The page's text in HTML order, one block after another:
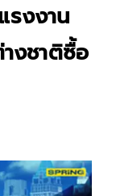
งงาน
งชาติซื้อ